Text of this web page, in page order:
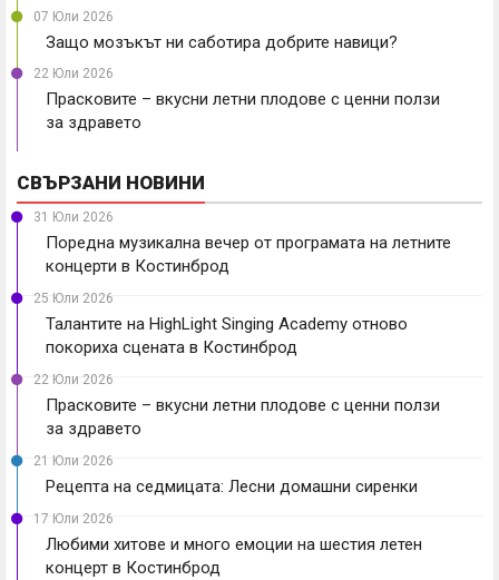
07 Юли 2026
Защо мозъкът ни саботира добрите навици?
22 Юли 2026
Прасковите – вкусни летни плодове с ценни ползи
за здравето
СВЪРЗАНИ НОВИНИ
31 Юли 2026
Поредна музикална вечер от програмата на летните
концерти в Костинброд
25 Юли 2026
Талантите на HighLight Singing Academy отново
покориха сцената в Костинброд
22 Юли 2026
Прасковите – вкусни летни плодове с ценни ползи
за здравето
21 Юли 2026
Рецепта на седмицата: Лесни домашни сиренки
17 Юли 2026
Любими хитове и много емоции на шестия летен
концерт в Костинброд